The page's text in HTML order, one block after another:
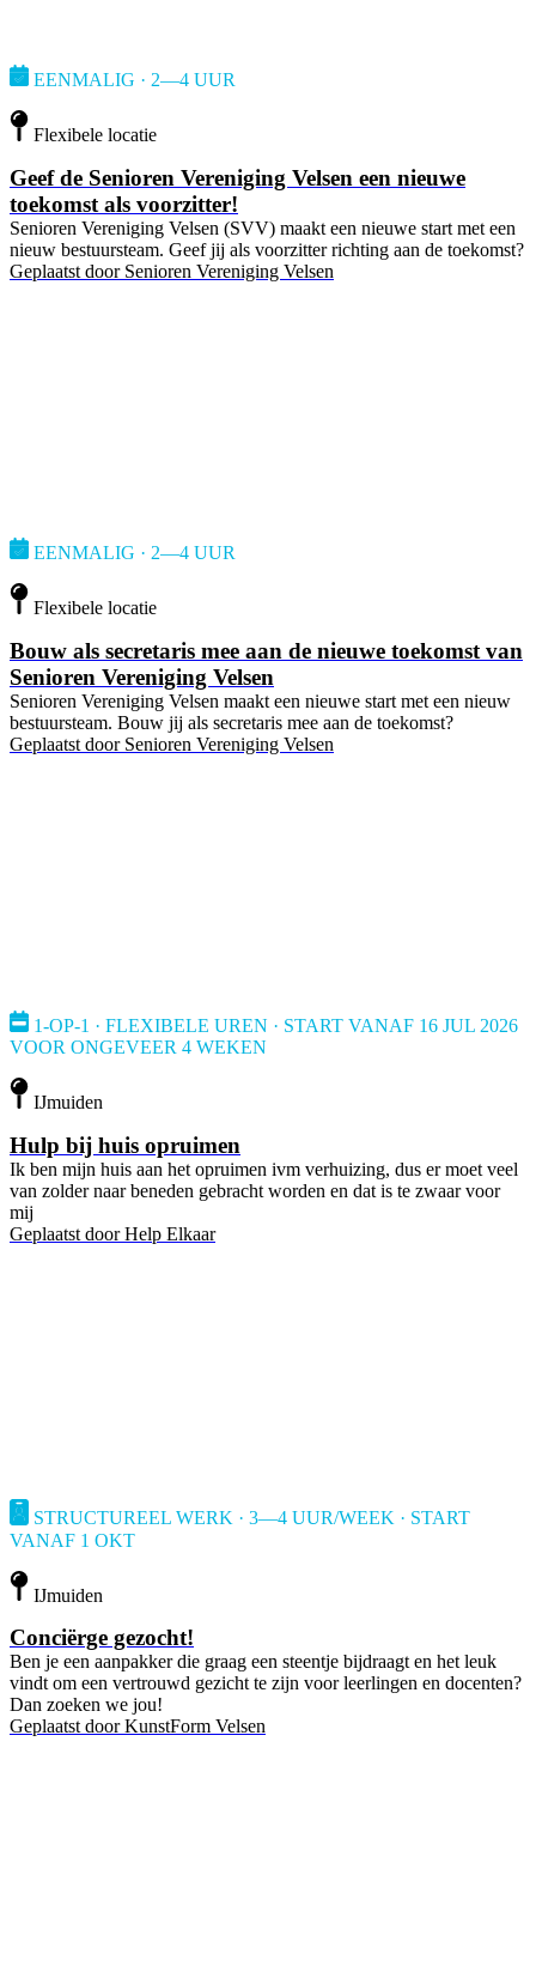
EENMALIG · 2—4 UUR
Flexibele locatie
Geef de Senioren Vereniging Velsen een nieuwe
toekomst als voorzitter!
Senioren Vereniging Velsen (SVV) maakt een nieuwe start met een
nieuw bestuursteam. Geef jij als voorzitter richting aan de toekomst?
Geplaatst door Senioren Vereniging Velsen
EENMALIG · 2—4 UUR
Flexibele locatie
Bouw als secretaris mee aan de nieuwe toekomst van
Senioren Vereniging Velsen
Senioren Vereniging Velsen maakt een nieuwe start met een nieuw
bestuursteam. Bouw jij als secretaris mee aan de toekomst?
Geplaatst door Senioren Vereniging Velsen
1-OP-1 · FLEXIBELE UREN · START VANAF 16 JUL 2026
VOOR ONGEVEER 4 WEKEN
IJmuiden
Hulp bij huis opruimen
Ik ben mijn huis aan het opruimen ivm verhuizing, dus er moet veel
van zolder naar beneden gebracht worden en dat is te zwaar voor
mij
Geplaatst door Help Elkaar
STRUCTUREEL WERK · 3—4 UUR/WEEK · START
VANAF 1 OKT
IJmuiden
Conciërge gezocht!
Ben je een aanpakker die graag een steentje bijdraagt en het leuk
vindt om een vertrouwd gezicht te zijn voor leerlingen en docenten?
Dan zoeken we jou!
Geplaatst door KunstForm Velsen